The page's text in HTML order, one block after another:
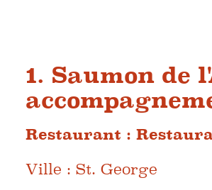
1. Saumon de
Restaurant :
Ville : St. George